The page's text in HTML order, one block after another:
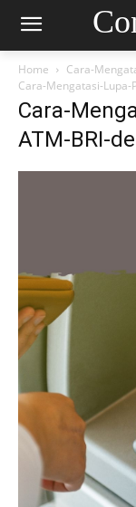
Home
Cara-
Cara-Mengatasi-Lupa-
Cara-
ATM-BRI-